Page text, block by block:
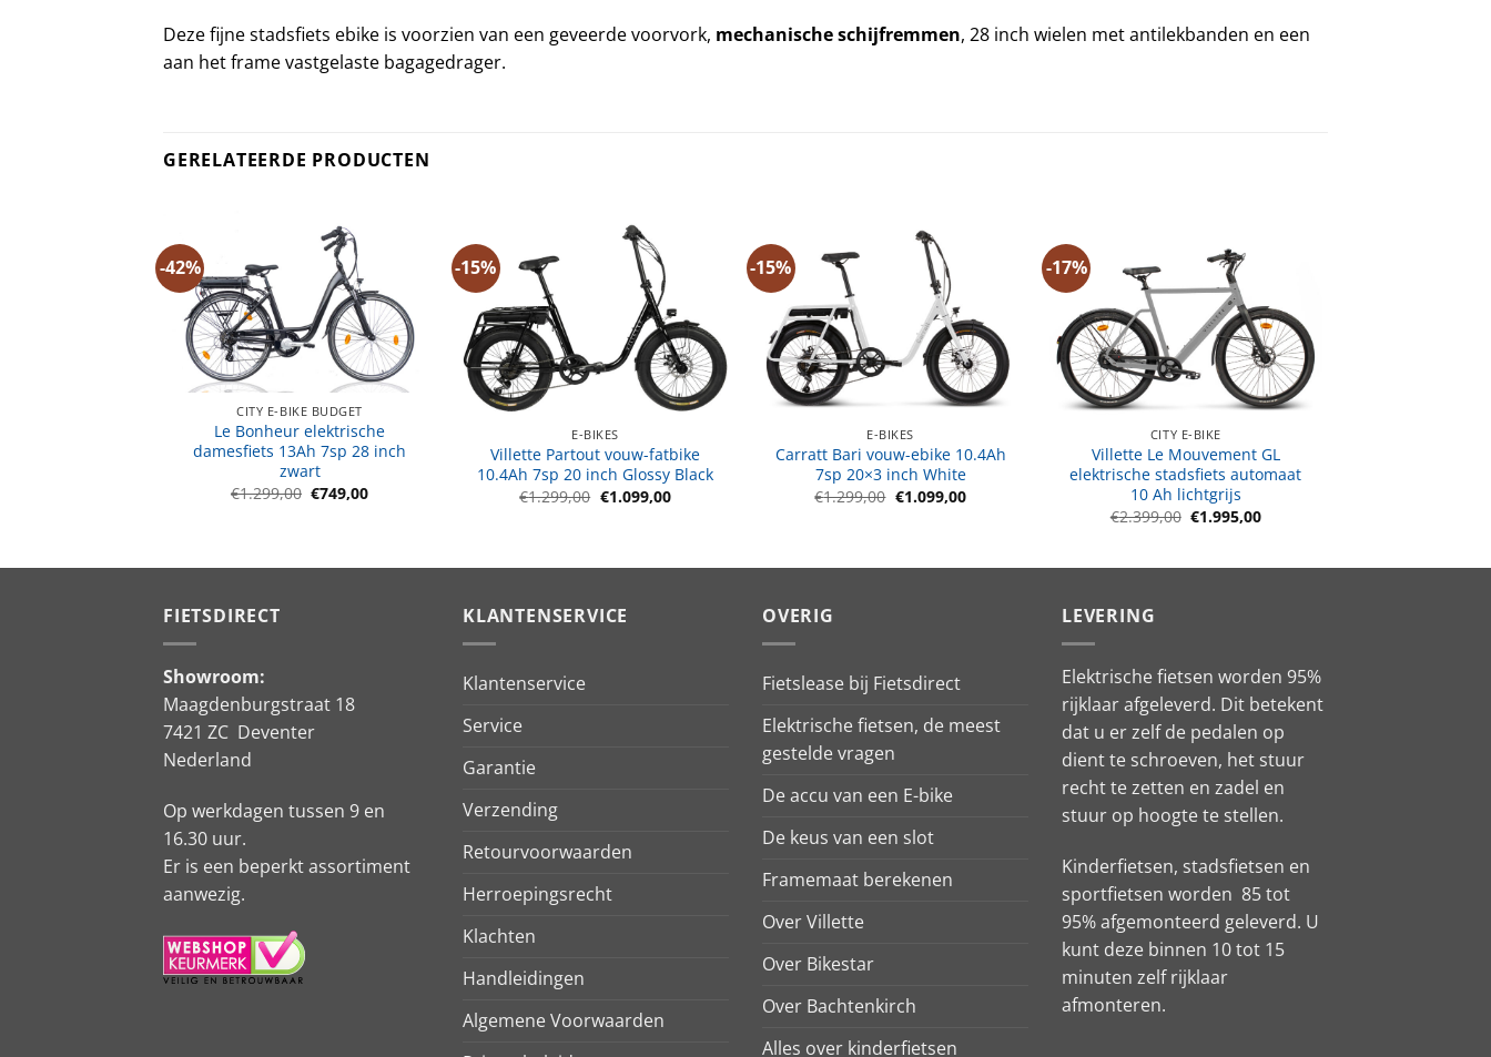
Deze fijne stadsfiets ebike is voorzien van een geveerde voorvork, mechanische schijfremmen, 28 inch wielen met antilekbanden en een
aan het frame vastgelaste bagagedrager.
GERELATEERDE PRODUCTEN
-42%
CITY E-BIKE BUDGET
Le Bonheur elektrische
damesfiets 13Ah 7sp 28 inch
zwart
€1.299,00 Oorspronkelijke
€749,00Huidige
-15%
E-BIKES
Villette Partout vouw-fatbike
10.4Ah 7sp 20 inch Glossy Black
€1.299,00 Oorspronkelijke
€1.099,00Huidige
-15%
E-BIKES
Carratt Bari vouw-ebike 10.4Ah
7sp 20×3 inch White
€1.299,00 Oorspronkelijke
€1.099,00Huidige
-17%
CITY E-BIKE
Villette Le Mouvement GL
elektrische stadsfiets automaat
10 Ah lichtgrijs
€2.399,00 Oorspronkelijke
€1.995,00Huidige
FIETSDIRECT
Showroom:
Maagdenburgstraat 18
7421 ZC Deventer
Nederland
Op werkdagen tussen 9 en
16.30 uur.
Er is een beperkt assortiment
aanwezig.
KLANTENSERVICE
Klantenservice
Service
Garantie
Verzending
Retourvoorwaarden
Herroepingsrecht
Klachten
Handleidingen
Algemene Voorwaarden
OVERIG
Fietslease bij Fietsdirect
Elektrische fietsen, de meest
gestelde vragen
De accu van een E-bike
De keus van een slot
Framemaat berekenen
Over Villette
Over Bikestar
Over Bachtenkirch
Alles over kinderfietsen
LEVERING
Elektrische fietsen worden 95%
rijklaar afgeleverd. Dit betekent
dat u er zelf de pedalen op
dient te schroeven, het stuur
recht te zetten en zadel en
stuur op hoogte te stellen.
Kinderfietsen, stadsfietsen en
sportfietsen worden 85 tot
95% afgemonteerd geleverd. U
kunt deze binnen 10 tot 15
minuten zelf rijklaar
afmonteren.